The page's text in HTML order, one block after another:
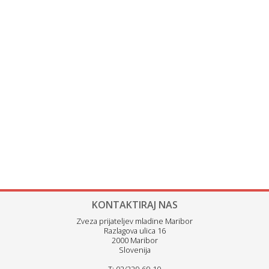
KONTAKTIRAJ NAS
Zveza prijateljev mladine Maribor
Razlagova ulica 16
2000 Maribor
Slovenija